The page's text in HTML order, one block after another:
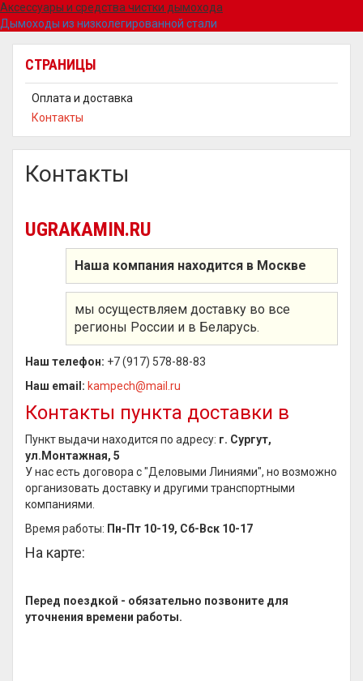
Аксессуары и средства чистки дымохода
Дымоходы из низколегированной стали
СТРАНИЦЫ
Оплата и доставка
Контакты
Контакты
UGRAKAMIN.RU
Наша компания находится в Москве
мы осуществляем доставку во все
регионы России и в Беларусь.
Наш телефон: +7 (917) 578-88-83
Наш email: kampech@mail.ru
Контакты пункта доставки в
Пункт выдачи находится по адресу: г. Сургут,
ул.Монтажная, 5
У нас есть договора с "Деловыми Линиями", но возможно
организовать доставку и другими транспортными
компаниями.
Время работы: Пн-Пт 10-19, Сб-Вск 10-17
На карте:
Перед поездкой - обязательно позвоните для
уточнения времени работы.